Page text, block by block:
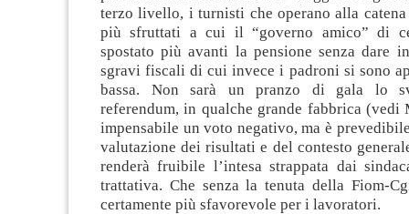
terzo livello, i turnisti che operano alla
più sfruttati a cui il “governo amico” di
spostato più avanti la pensione senza dare
sgravi fiscali di cui invece i padroni si sono
bassa. Non sarà un pranzo di gala lo
referendum, in qualche grande fabbrica
impensabile un voto negativo, ma è
valutazione dei risultati e del contesto
renderà fruibile l’intesa strappata dai
trattativa. Che senza la tenuta della Fiom-
certamente più sfavorevole per i lavoratori.